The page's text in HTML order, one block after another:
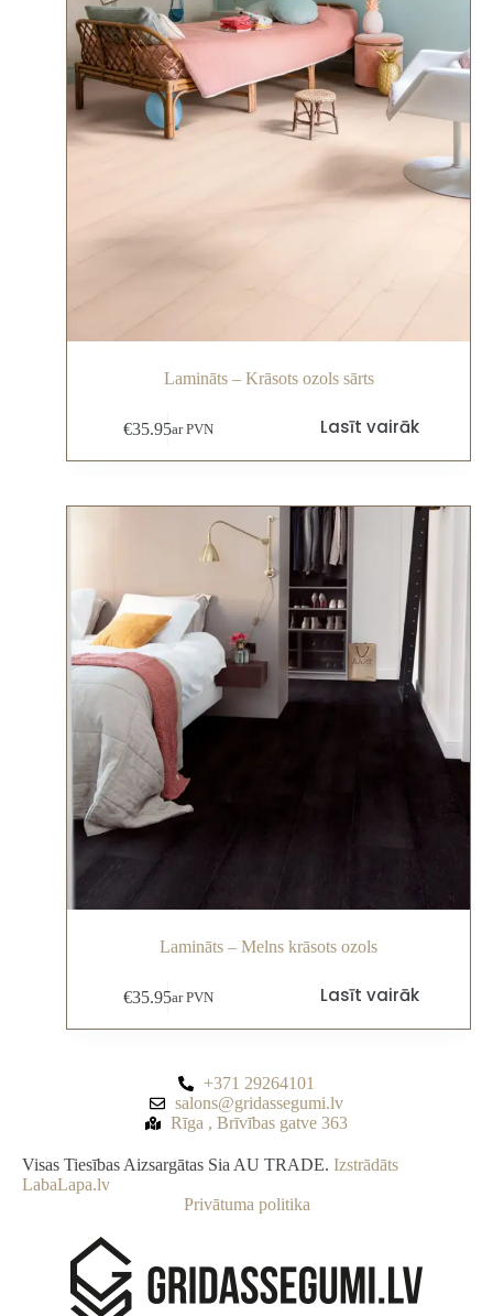
Lamināts – Krāsots ozols sārts
€35.95ar PVN Lasīt vairāk
Lamināts – Melns krāsots ozols
€35.95ar PVN Lasīt vairāk
+371 29264101
salons@gridassegumi.lv
Rīga , Brīvības gatve 363
Visas Tiesības Aizsargātas Sia AU TRADE. Izstrādāts
LabaLapa.lv
Privātuma politika